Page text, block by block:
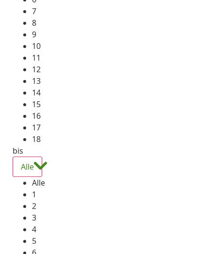
7
8
9
10
11
12
13
14
15
16
17
18
bis
Alle
Alle
1
2
3
4
5